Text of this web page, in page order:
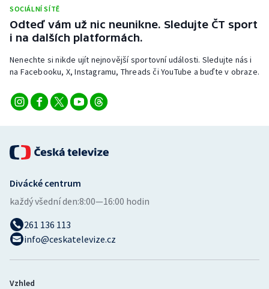
Veslování
Volejbal
Ostatní
SOCIÁLNÍ SÍTĚ
Odteď vám už nic neunikne. Sledujte ČT sport
i na dalších platformách.
Nenechte si nikde ujít nejnovější sportovní události. Sledujte nás i
na Facebooku, X, Instagramu, Threads či YouTube a buďte v obraze.
Divácké centrum
každý všední den:8:00—16:00 hodin
261 136 113
info@ceskatelevize.cz
Vzhled